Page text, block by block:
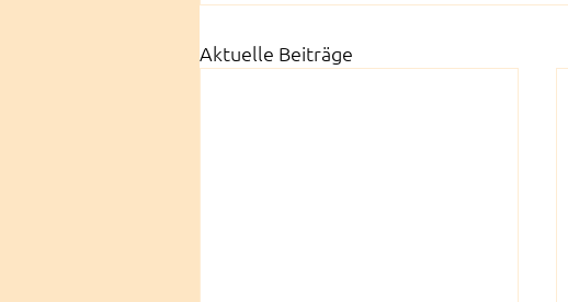
Aktuelle Beiträge